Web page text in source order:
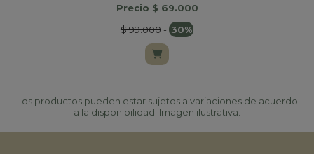
Precio $ 69.000
$ 99.000- 30%
Los productos pueden estar sujetos a variaciones de acuerdo
a la disponibilidad. Imagen ilustrativa.